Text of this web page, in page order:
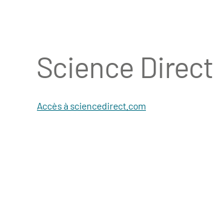
Science Direct
Accès à sciencedirect.com